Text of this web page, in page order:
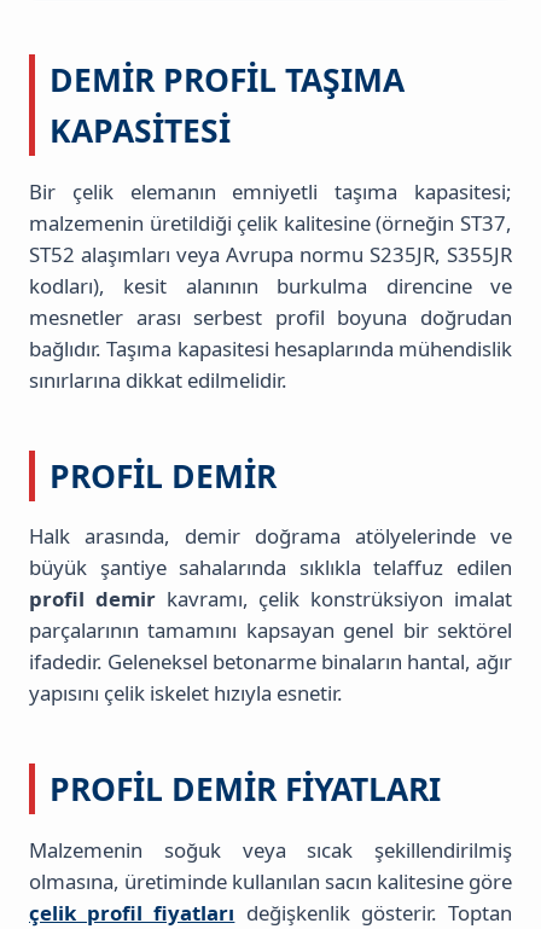
DEMIR PROFIL TAŞIMA
KAPASITESI
Bir çelik elemanın emniyetli taşıma kapasitesi;
malzemenin üretildiği çelik kalitesine (örneğin ST37,
ST52 alaşımları veya Avrupa normu S235JR, S355JR
kodları), kesit alanının burkulma direncine ve
mesnetler arası serbest profil boyuna doğrudan
bağlıdır. Taşıma kapasitesi hesaplarında mühendislik
sınırlarına dikkat edilmelidir.
PROFIL DEMIR
Halk arasında, demir doğrama atölyelerinde ve
büyük şantiye sahalarında sıklıkla telaffuz edilen
profil demirkavramı, çelik konstrüksiyon imalat
parçalarının tamamını kapsayan genel bir sektörel
ifadedir. Geleneksel betonarme binaların hantal, ağır
yapısını çelik iskelet hızıyla esnetir.
PROFIL DEMIR FIYATLARI
Malzemenin soğuk veya sıcak şekillendirilmiş
olmasına, üretiminde kullanılan sacın kalitesine göre
çelik profil fiyatları değişkenlik gösterir. Toptan